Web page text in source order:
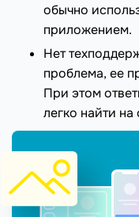
обычно
приложением.
Нет
проблема, ее
При этом
легко найти